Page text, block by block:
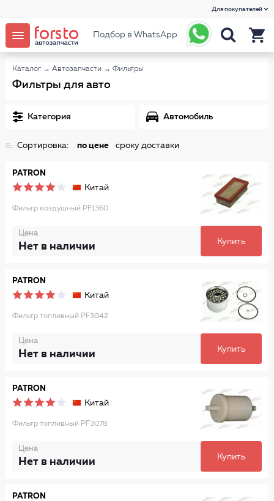
Для покупателей
Подбор в WhatsApp
Каталог → Автозапчасти → Фильтры
Фильтры для авто
Категория Автомобиль
Сортировка: по цене сроку доставки
PATRON
Китай
Фильтр воздушный PF1360
Цена
Нет в наличии Купить
PATRON
Китай
Фильтр топливный PF3042
Цена
Нет в наличии Купить
PATRON
Китай
Фильтр топливный PF3078
Цена
Нет в наличии Купить
PATRON